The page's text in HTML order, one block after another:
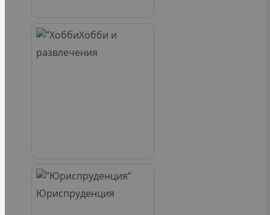
Хобби и
развлечения
Юриспруденция